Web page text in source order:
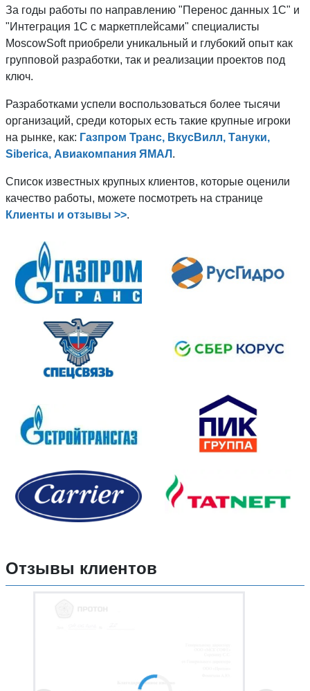
За годы работы по направлению "Перенос данных 1C" и
"Интеграция 1С с маркетплейсами" специалисты
MoscowSoft приобрели уникальный и глубокий опыт как
групповой разработки, так и реализации проектов под
ключ.
Разработками успели воспользоваться более тысячи
организаций, среди которых есть такие крупные игроки
на рынке, как: Газпром Транс, ВкусВилл, Тануки,
Siberica, Авиакомпания ЯМАЛ .
Список известных крупных клиентов, которые оценили
качество работы, можете посмотреть на странице
Клиенты и отзывы >>.
Отзывы клиентов